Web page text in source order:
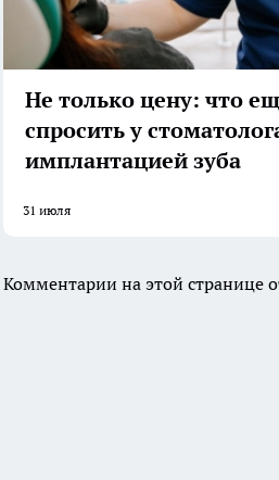
Не только цену: что
спросить у
имплантацией зуба
31 июля
Комментарии на этой странице